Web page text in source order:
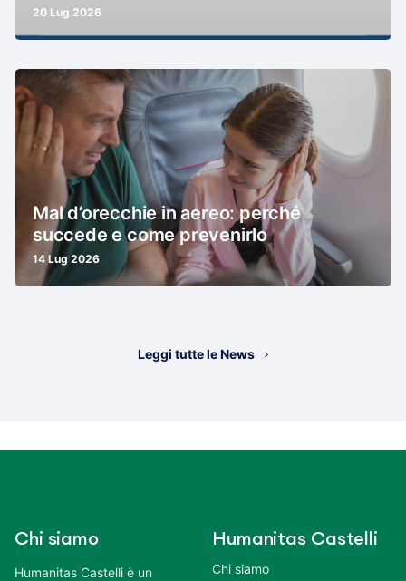
20 Lug 2026
Mal d’orecchie in aereo: perché
succede e come prevenirlo
14 Lug 2026
Leggi tutte le News
Chi siamo
Humanitas Castelli è un
Humanitas Castelli
Chi siamo